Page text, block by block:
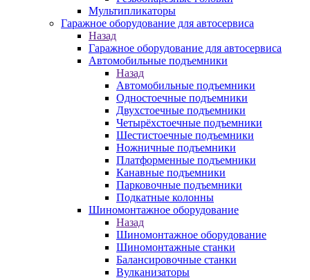
Мультипликаторы
Гаражное оборудование для автосервиса
Назад
Гаражное оборудование для автосервиса
Автомобильные подъемники
Назад
Автомобильные подъемники
Одностоечные подъемники
Двухстоечные подъемники
Четырёхстоечные подъемники
Шестистоечные подъемники
Ножничные подъемники
Платформенные подъемники
Канавные подъемники
Парковочные подъемники
Подкатные колонны
Шиномонтажное оборудование
Назад
Шиномонтажное оборудование
Шиномонтажные станки
Балансировочные станки
Вулканизаторы